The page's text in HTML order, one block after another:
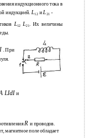
индукционного тока в
индукцией.L12 иL21 -
L12 L21. Их величины
I . При
LIdI и
R и проводов.
магнитное поле обладает